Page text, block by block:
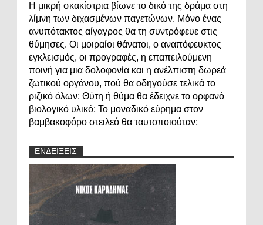
Η μικρή σκακίστρια βίωνε το δικό της δράμα στη
λίμνη των διχασμένων παγετώνων. Μόνο ένας
ανυπότακτος αίγαγρος θα τη συντρόφευε στις
θύμησες. Οι μοιραίοι θάνατοι, ο αναπόφευκτος
εγκλεισμός, οι προγραφές, η επαπειλούμενη
ποινή για μια δολοφονία και η ανέλπιστη δωρεά
ζωτικού οργάνου, πού θα οδηγούσε τελικά το
ριζικό όλων; Θύτη ή θύμα θα έδειχνε το ορφανό
βιολογικό υλικό; Το μοναδικό εύρημα στον
βαμβακοφόρο στειλεό θα ταυτοποιούταν;
ΕΝΔΕΙΞΕΙΣ